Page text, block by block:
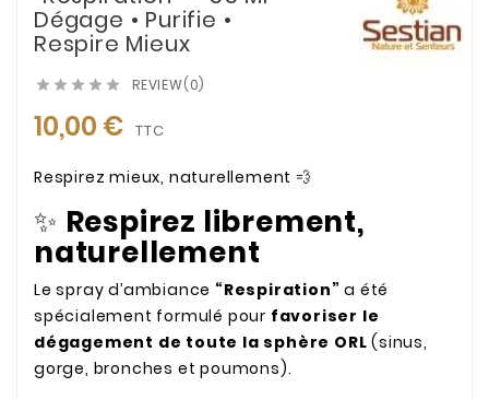
Dégage • Purifie •
Respire Mieux
     REVIEW(0)
10,00 € TTC
Respirez mieux, naturellement 💨
✨ Respirez librement,
naturellement
Le spray d’ambiance “Respiration” a été
spécialement formulé pour favoriser le
dégagement de toute la sphère ORL (sinus,
gorge, bronches et poumons).